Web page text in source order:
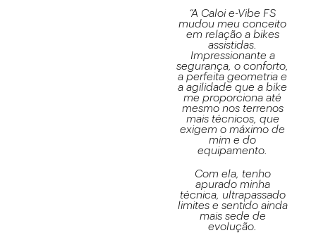
“A Caloi e-Vibe FS
mudou meu conceito
em relação a bikes
assistidas.
Impressionante a
segurança, o conforto,
a perfeita geometria e
a agilidade que a bike
me proporciona até
mesmo nos terrenos
mais técnicos, que
exigem o máximo de
mim e do
equipamento.
Com ela, tenho
apurado minha
técnica, ultrapassado
limites e sentido ainda
mais sede de
evolução.